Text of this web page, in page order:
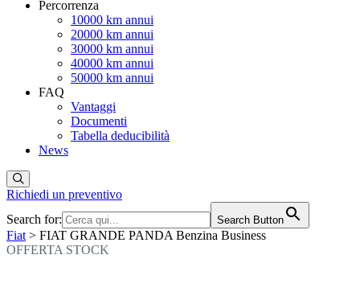
Percorrenza
10000 km annui
20000 km annui
30000 km annui
40000 km annui
50000 km annui
FAQ
Vantaggi
Documenti
Tabella deducibilità
News
Richiedi un preventivo
Search for:
Search Button
Fiat > FIAT GRANDE PANDA Benzina Business
OFFERTA STOCK